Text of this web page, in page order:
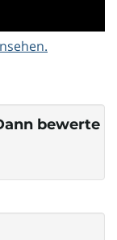
a
bewerte